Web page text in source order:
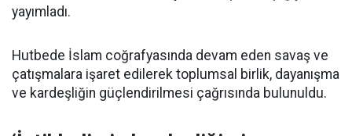
yayımladı.
Hutbede İslam coğrafyasında devam eden savaş ve
çatışmalara işaret edilerek toplumsal birlik, dayanışma
ve kardeşliğin güçlendirilmesi çağrısında bulunuldu.